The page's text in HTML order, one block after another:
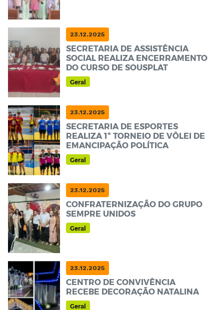
23.12.2025
SECRETARIA DE ASSISTÊNCIA
SOCIAL REALIZA ENCERRAMENTO
DO CURSO DE SOUSPLAT
Geral
23.12.2025
SECRETARIA DE ESPORTES
REALIZA 1º TORNEIO DE VÔLEI DE
EMANCIPAÇÃO POLÍTICA
Geral
23.12.2025
CONFRATERNIZAÇÃO DO GRUPO
SEMPRE UNIDOS
Geral
23.12.2025
CENTRO DE CONVIVÊNCIA
RECEBE DECORAÇÃO NATALINA
Geral